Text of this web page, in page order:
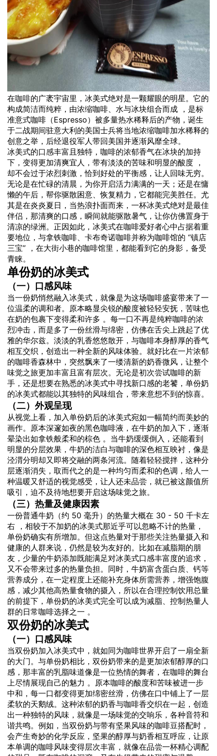
在咖啡的广袤宇宙里，冰美式绝对是一颗耀眼的明星。它的
构成简洁而纯粹，由浓缩咖啡、水与冰块组合而成 ，是标
准意式咖啡（Espresso）被多量热水稀释后的产物，诞生
于二战期间驻意大利的美国士兵将当地浓缩咖啡加水稀释的
创意之举，后经退役军人带回美国并逐渐风靡全球。
冰美式的口感丰富且独特，咖啡的浓郁香气在冰块的加持
下，变得更加清爽宜人，带有淡淡的苦味和明显的酸度 ，
却不会过于浓烈刺激，恰到好处的平衡感，让人回味无穷。
无论是在忙碌的清晨，为你开启活力满满的一天；还是在慵
懒的午后，帮你驱散困意、恢复精力，它都能完美胜任。尤
其是在炎炎夏日，当热浪扑面而来，一杯冰美式绝对是最佳
伴侣，那清爽的口感，瞬间就能驱散暑气，让你仿佛置身于
清凉的绿洲。正因如此，冰美式在咖啡爱好者心中占据着重
要地位，与拿铁咖啡、卡布奇诺咖啡并称为咖啡馆的 “镇店
三宝” ，在大街小巷的咖啡馆里，都能看到它的身影，备受
青睐。
单份奶的冰美式
（一）口感风味
当一份奶悄然融入冰美式，就像是为这场咖啡盛宴带来了一
位温柔的调和者。原本略显尖锐的酸度被轻轻安抚，苦味也
在奶的包裹下变得柔和许多 。每一口不再是纯粹咖啡的浓
烈冲击，而是多了一份丝滑与绵密，仿佛在舌尖上跳起了优
雅的华尔兹。淡淡的乳香悠悠散开，与咖啡本身醇厚的香气
相互交织，创造出一种全新的风味体验。就好比在一片浓郁
的咖啡香森林中，突然飘来了一缕清新的奶香微风，让整个
味觉之旅更加丰富且富有层次。无论是初次尝试咖啡的新
手，还是想要在熟悉的冰美式中寻找新口感的老饕，单份奶
的冰美式都能以其独特的风味组合，带来意想不到的惊喜。
（二）外观呈现
从视觉上看，加入单份奶后的冰美式宛如一幅简约而美妙的
画作。原本深邃如夜的黑色咖啡液，在牛奶的加入下，逐渐
晕染出如拿铁般柔和的棕色 。当牛奶缓缓倒入，还能看到
明显的分层效果，牛奶的洁白与咖啡的深色相互映衬，像是
泾渭分明却又即将交融的两条河流。随着轻轻搅拌，这种分
层逐渐消失，取而代之的是一种均匀而柔和的色调，给人一
种温暖又舒适的视觉感受，让人还未品尝，就已被这颜值所
吸引，迫不及待地想要开启这场味觉之旅。
（三） 热量及健康因素
一份普通牛奶（约 50 毫升）的热量大概在 30 - 50 千卡左
右 ，相较于不加奶的冰美式那近乎可以忽略不计的热量，
单份奶确实有所增加。但这点热量对于那些关注热量摄入和
健康的人群来说，仍然是较为友好的。比如在减脂期的朋
友，少量的牛奶添加既能满足对冰美式口感丰富度的追求，
又不会带来过多的热量负担。同时，牛奶富含蛋白质、钙等
营养成分，在一定程度上还能补充身体所需营养，增强饱腹
感，减少其他高热量食物的摄入，所以在合理控制饮用总量
的前提下，单份奶的冰美式完全可以成为减脂、控制热量人
群的日常咖啡选择之一 。
双份奶的冰美式
（一）口感风味
当双份奶加入冰美式中，就如同为咖啡世界开启了一扇全新
的大门。与单份奶相比，双份奶带来的是更加浓郁醇厚的口
感，那丰富的乳脂味道像是一位热情的舞者，在咖啡的舞台
上尽情展现自己的魅力 。原本咖啡的酸度和苦味被进一步
中和，每一口都变得更加绵密丝滑，仿佛在口中铺上了一层
柔软的天鹅绒。这种浓郁的奶香与咖啡香交织在一起，创造
出一种独特的风味，就像是一场味觉的交响乐，各种音符和
谐共鸣。例如，当双份奶与带有坚果风味的咖啡豆搭配时，
会产生奇妙的化学反应，坚果的醇厚与奶香相互呼应，让原
本单调的咖啡风味变得层次丰富，就像在品尝一杯精心调配